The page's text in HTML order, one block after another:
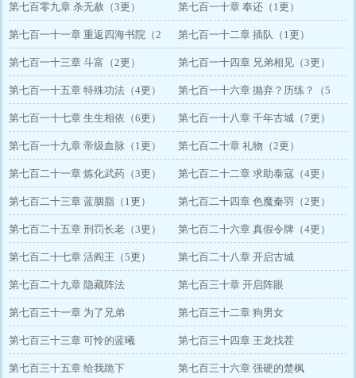
第七百零九章 杀无赦（3更） 第七百一十章 奉还（1更）
第七百一十一章 重返四海书院（2
更）
第七百一十二章 插队（1更）
第七百一十三章 斗富（2更） 第七百一十四章 兄弟相见（3更）
第七百一十五章 特殊功法（4更） 第七百一十六章 抛弃？历练？（5
更）
第七百一十七章 生生相依（6更） 第七百一十八章 千年古城（7更）
第七百一十九章 帝级血脉（1更） 第七百二十章 礼物（2更）
第七百二十一章 炼化武药（3更） 第七百二十二章 求助泰寇（4更）
第七百二十三章 蓝胭脂（1更） 第七百二十四章 色魔秦羽（2更）
第七百二十五章 刑罚长老（3更） 第七百二十六章 真假令牌（4更）
第七百二十七章 活阎王（5更） 第七百二十八章 开启古城
第七百二十九章 隐藏阵法 第七百三十章 开启阵眼
第七百三十一章 为了兄弟 第七百三十二章 狗男女
第七百三十三章 可怜的蓝曦 第七百三十四章 王龙找茬
第七百三十五章 给我跪下 第七百三十六章 强硬的楚枫